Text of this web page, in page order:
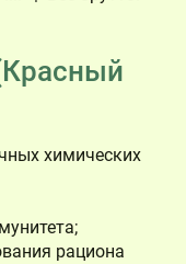
химических
рациона